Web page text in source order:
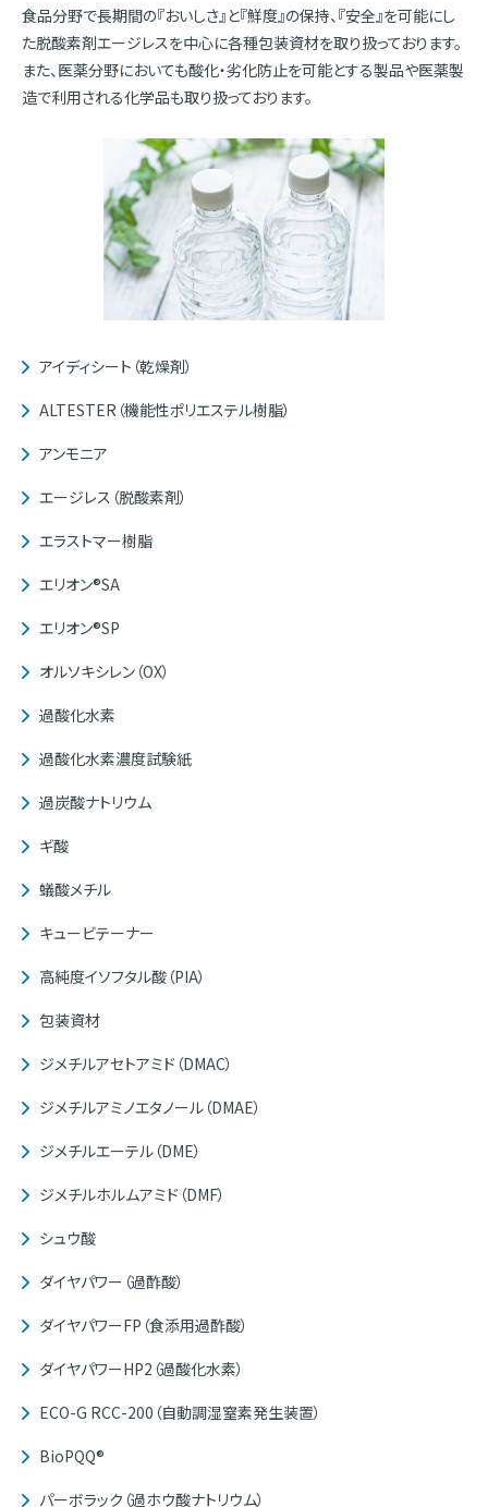
食品分野で長期間の『おいしさ』と『鮮度』の保持、『安全』を可能にし
た脱酸素剤エージレスを中心に各種包装資材を取り扱っております。
また、医薬分野においても酸化・劣化防止を可能とする製品や医薬製
造で利用される化学品も取り扱っております。
アイディシート（乾燥剤）
ALTESTER（機能性ポリエステル樹脂）
アンモニア
エージレス（脱酸素剤）
エラストマー樹脂
エリオン®SA
エリオン®SP
オルソキシレン（OX）
過酸化水素
過酸化水素濃度試験紙
過炭酸ナトリウム
ギ酸
蟻酸メチル
キュービテーナー
高純度イソフタル酸（PIA）
包装資材
ジメチルアセトアミド（DMAC）
ジメチルアミノエタノール（DMAE）
ジメチルエーテル（DME）
ジメチルホルムアミド（DMF）
シュウ酸
ダイヤパワー（過酢酸）
ダイヤパワーFP（食添用過酢酸）
ダイヤパワーHP2（過酸化水素）
ECO-G RCC-200（自動調湿窒素発生装置）
BioPQQ®
パーボラック（過ホウ酸ナトリウム）